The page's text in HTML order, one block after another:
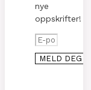
nye
oppskrifter!